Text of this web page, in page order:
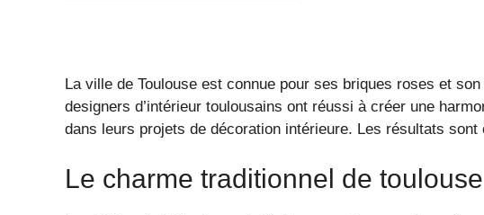
La ville de Toulouse est connue pour ses briques roses et
designers d’intérieur toulousains ont réussi à créer une
dans leurs projets de décoration intérieure. Les résultats sont
Le charme traditionnel de toulouse